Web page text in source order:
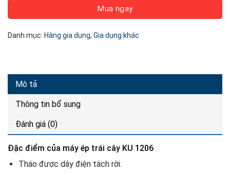
Mua ngay
Danh mục: Hàng gia dụng, Gia dụng khác
Mô tả
Thông tin bổ sung
Đánh giá (0)
Đặc điểm của máy ép trái cây KU 1206
Tháo được dây điện tách rời.